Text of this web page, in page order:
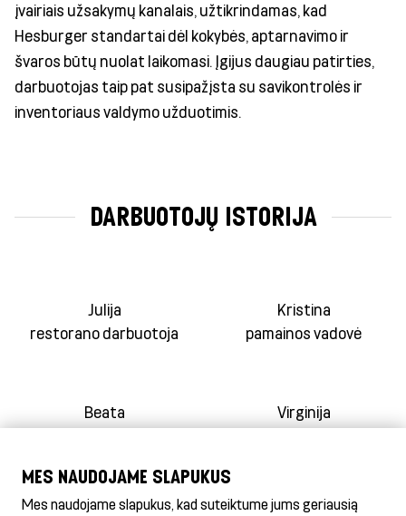
įvairiais užsakymų kanalais, užtikrindamas, kad
Hesburger standartai dėl kokybės, aptarnavimo ir
švaros būtų nuolat laikomasi. Įgijus daugiau patirties,
darbuotojas taip pat susipažįsta su savikontrolės ir
inventoriaus valdymo užduotimis.
DARBUOTOJŲ ISTORIJA
Julija
restorano darbuotoja
Kristina
pamainos vadovė
Beata
Virginija
MES NAUDOJAME SLAPUKUS
Mes naudojame slapukus, kad suteiktume jums geriausią